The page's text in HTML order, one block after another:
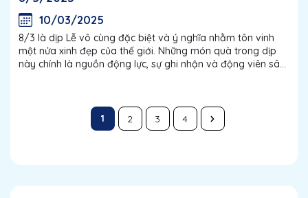
10/03/2025
8/3 là dịp Lễ vô cùng đặc biệt và ý nghĩa nhằm tôn vinh
một nửa xinh đẹp của thế giới. Những món quà trong dịp
này chính là nguồn động lực, sự ghi nhận và động viên sâu
1 2 3 4